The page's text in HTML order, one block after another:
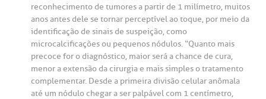
Endereço:
R. Martiniano de Carvalho, 965
CEP: 01323-001 | Bela Vista
São Paulo - SP
Conosco
de Benchmarking
frequentes
reconhecimento de tumores a partir de 1 milímetro, muitos
anos antes dele se tornar perceptível ao toque, por meio da
identificação de sinais de suspeição, como
microcalcificações ou pequenos nódulos. “Quanto mais
precoce for o diagnóstico, maior será a chance de cura,
menor a extensão da cirurgia e mais simples o tratamento
complementar. Desde a primeira divisão celular anômala
até um nódulo chegar a ser palpável com 1 centímetro,